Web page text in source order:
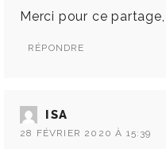
Merci pour ce
RÉPONDRE
ISA
28 FÉVRIER 2020 À 15:39